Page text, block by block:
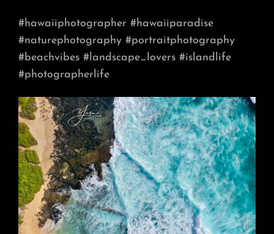
#hawaiiphotographer #hawaiiparadise
#naturephotography #portraitphotography
#beachvibes #landscape_lovers #islandlife
#photographerlife